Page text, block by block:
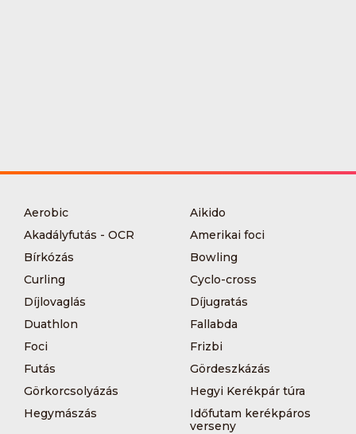
Aerobic
Aikido
Akadályfutás - OCR
Amerikai foci
Bírkózás
Bowling
Curling
Cyclo-cross
Díjlovaglás
Díjugratás
Duathlon
Fallabda
Foci
Frizbi
Futás
Gördeszkázás
Görkorcsolyázás
Hegyi Kerékpár túra
Hegymászás
Időfutam kerékpáros
verseny